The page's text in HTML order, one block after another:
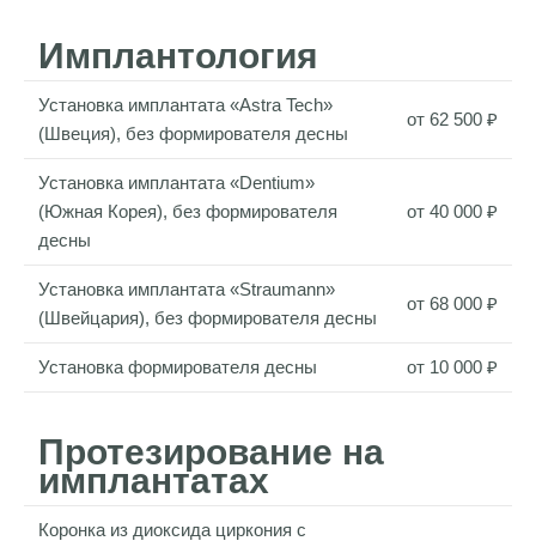
Имплантология
Установка имплантата «Astra Tech»
(Швеция), без формирователя десны
от 62 500 ₽
Установка имплантата «Dentium»
(Южная Корея), без формирователя
десны
от 40 000 ₽
Установка имплантата «Straumann»
(Швейцария), без формирователя десны
от 68 000 ₽
Установка формирователя десны от 10 000 ₽
Протезирование на
имплантатах
Коронка из диоксида циркония с